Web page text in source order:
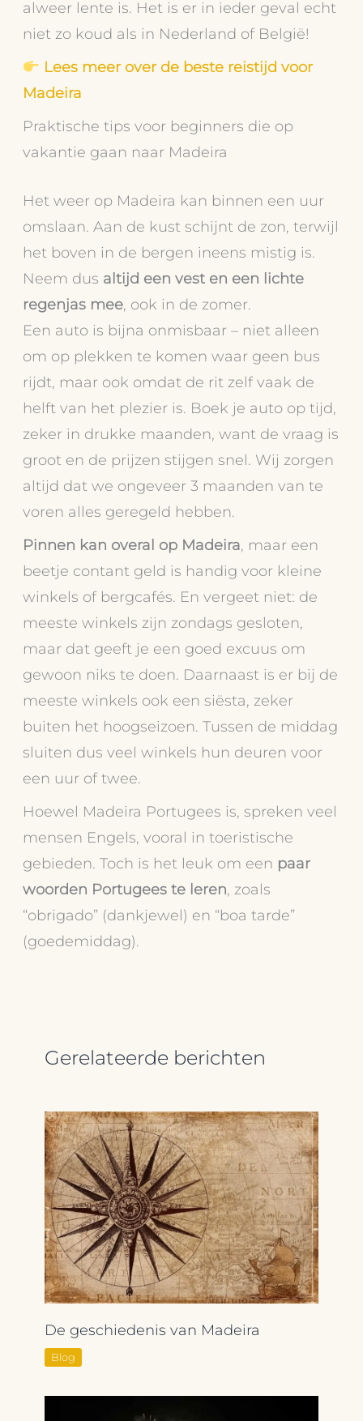
alweer lente is. Het is er in ieder geval echt
niet zo koud als in Nederland of België!
Lees meer over de beste reistijd voor
Madeira
Praktische tips voor beginners die op
vakantie gaan naar Madeira
Het weer op Madeira kan binnen een uur
omslaan. Aan de kust schijnt de zon, terwijl
het boven in de bergen ineens mistig is.
Neem dus altijd een vest en een lichte
regenjas mee, ook in de zomer.
Een auto is bijna onmisbaar – niet alleen
om op plekken te komen waar geen bus
rijdt, maar ook omdat de rit zelf vaak de
helft van het plezier is. Boek je auto op tijd,
zeker in drukke maanden, want de vraag is
groot en de prijzen stijgen snel. Wij zorgen
altijd dat we ongeveer 3 maanden van te
voren alles geregeld hebben.
Pinnen kan overal op Madeira, maar een
beetje contant geld is handig voor kleine
winkels of bergcafés. En vergeet niet: de
meeste winkels zijn zondags gesloten,
maar dat geeft je een goed excuus om
gewoon niks te doen. Daarnaast is er bij de
meeste winkels ook een siësta, zeker
buiten het hoogseizoen. Tussen de middag
sluiten dus veel winkels hun deuren voor
een uur of twee.
Hoewel Madeira Portugees is, spreken veel
mensen Engels, vooral in toeristische
gebieden. Toch is het leuk om een paar
woorden Portugees te leren, zoals
“obrigado” (dankjewel) en “boa tarde”
(goedemiddag).
Gerelateerde berichten
De geschiedenis van Madeira
Blog